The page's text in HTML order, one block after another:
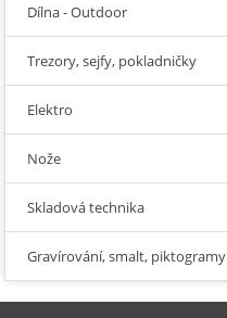
Dílna - Outdoor
Trezory, sejfy, pokladničky
Elektro
Nože
Skladová technika
Gravírování, smalt, piktogramy